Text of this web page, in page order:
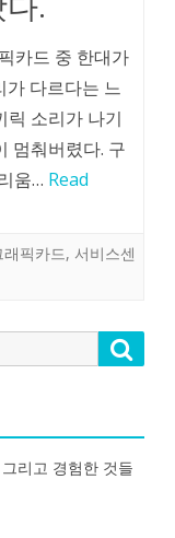
카드 중 한대가
가 다르다는 느
릭 소리가 나기
멈춰버렸다. 구
움… Read
래픽카드, 서비스센
리고 경험한 것들